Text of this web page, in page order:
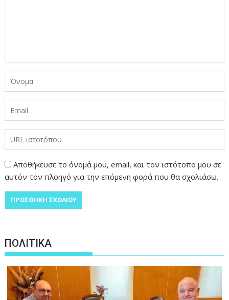
Αποθήκευσε το όνομά μου, email, και τον ιστότοπο μου σε
αυτόν τον πλοηγό για την επόμενη φορά που θα σχολιάσω.
ΠΟΛΙΤΙΚΑ